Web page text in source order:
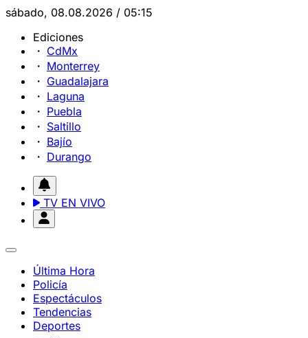
sábado, 08.08.2026 / 05:15
Ediciones
CdMx
Monterrey
Guadalajara
Laguna
Puebla
Saltillo
Bajío
Durango
TV EN VIVO
Última Hora
Policía
Espectáculos
Tendencias
Deportes